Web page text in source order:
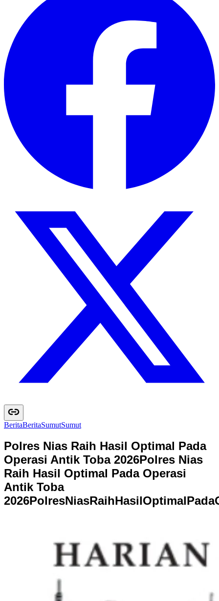
BeritaBeritaSumutSumut
Polres Nias Raih Hasil Optimal Pada
Operasi Antik Toba 2026Polres Nias
Raih Hasil Optimal Pada Operasi
Antik Toba
2026PolresNiasRaihHasilOptimalPada